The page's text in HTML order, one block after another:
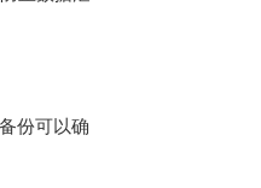
份可以确